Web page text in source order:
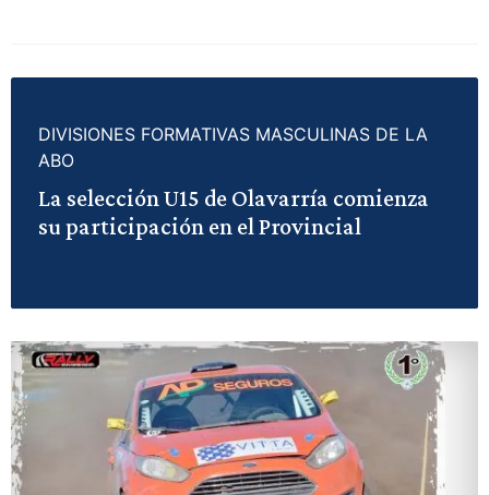
DIVISIONES FORMATIVAS MASCULINAS DE LA
ABO
La selección U15 de Olavarría comienza
su participación en el Provincial